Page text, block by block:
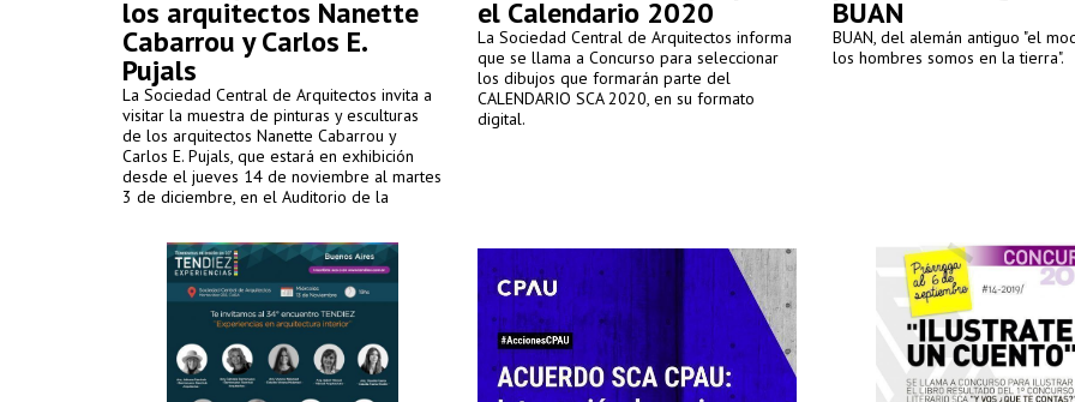
los arquitectos Nanette
Cabarrou y Carlos E.
Pujals
La Sociedad Central de Arquitectos invita a
visitar la muestra de pinturas y esculturas
de los arquitectos Nanette Cabarrou y
Carlos E. Pujals, que estará en exhibición
desde el jueves 14 de noviembre al martes
3 de diciembre, en el Auditorio de la
el Calendario 2020
La Sociedad Central de Arquitectos informa
que se llama a Concurso para seleccionar
los dibujos que formarán parte del
CALENDARIO SCA 2020, en su formato
digital.
BUAN
BUAN, del alemán antiguo "el
los hombres somos en la tierra".